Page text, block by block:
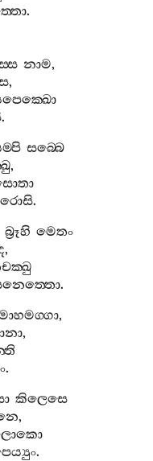
.
නාම,
,
.
සබ‍්බෙ
,
.
බ්‍රූහි මෙතං
,
.
,
,
.
කිලෙසෙ
,
.